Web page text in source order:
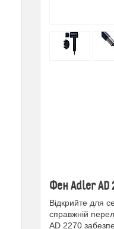
Фен Adler AD
Відкрийте для
справжній
AD 2270